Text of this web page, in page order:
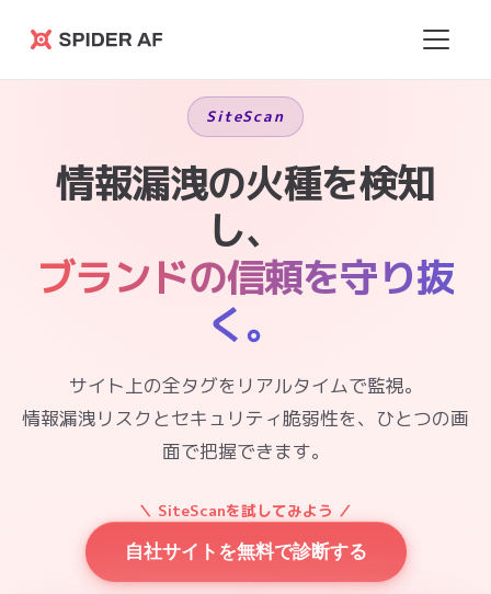
Spider
SiteScan
情報漏洩の火種を検知
し、
ブランドの信頼を守り抜
く。
サイト上の全タグをリアルタイムで監視。
情報漏洩リスクとセキュリティ脆弱性を、ひとつの画
面で把握できます。
＼ SiteScanを試してみよう ／
自社サイトを無料で診断する